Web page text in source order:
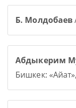
Б. Молдобаев
Абдыкерим
Бишкек: